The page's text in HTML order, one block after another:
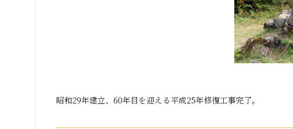
昭和29年建立、60年目を迎える平成25年修復工事完了。